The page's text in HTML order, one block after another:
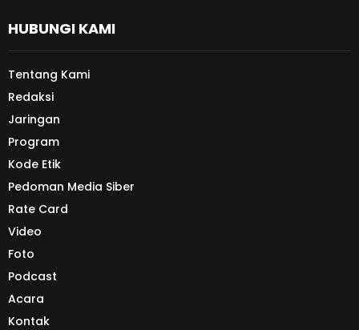
HUBUNGI KAMI
Tentang Kami
Redaksi
Jaringan
Program
Kode Etik
Pedoman Media Siber
Rate Card
Video
Foto
Podcast
Acara
Kontak